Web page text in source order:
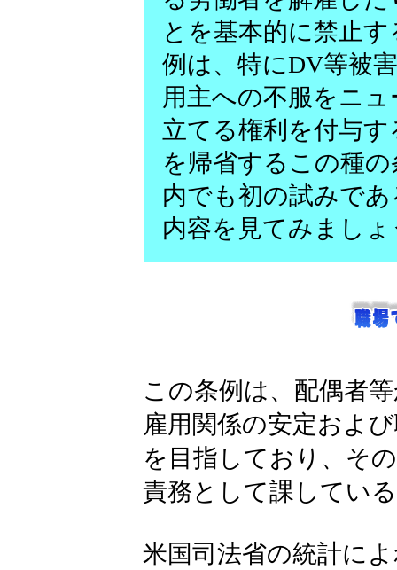
とを基本的に禁止
例は、特にDV等被
用主への不服をニ
立てる権利を付与
を帰省するこの種
内でも初の試みで
内容を見てみましょ
この条例は、配偶者
雇用関係の安定およ
を目指しており、そ
責務として課してい
米国司法省の統計に